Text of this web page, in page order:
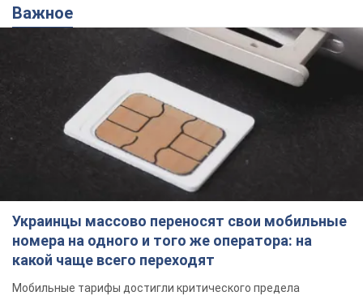
Важное
Украинцы массово переносят свои мобильные
номера на одного и того же оператора: на
какой чаще всего переходят
Мобильные тарифы достигли критического предела